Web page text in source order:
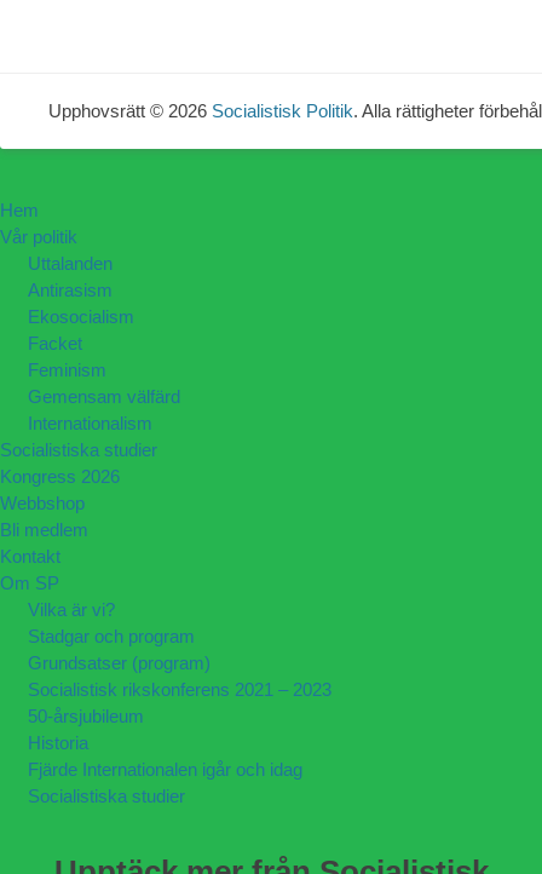
Upphovsrätt © 2026 Socialistisk Politik. Alla rättigheter
Hem
Vår politik
Uttalanden
Antirasism
Ekosocialism
Facket
Feminism
Gemensam välfärd
Internationalism
Socialistiska studier
Kongress 2026
Webbshop
Bli medlem
Kontakt
Om SP
Vilka är vi?
Stadgar och program
Grundsatser (program)
Socialistisk rikskonferens 2021 – 2023
50-årsjubileum
Historia
Fjärde Internationalen igår och idag
Socialistiska studier